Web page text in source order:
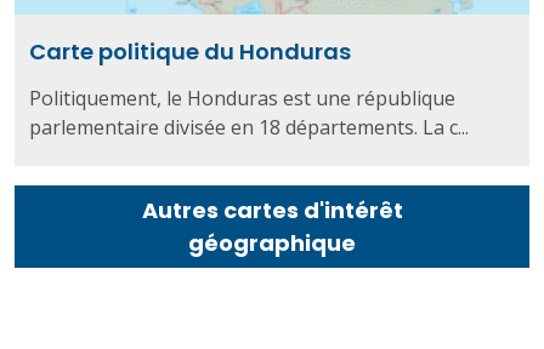
Carte politique du Honduras
Politiquement, le Honduras est une république
parlementaire divisée en 18 départements. La c...
Autres cartes d'intérêt
géographique